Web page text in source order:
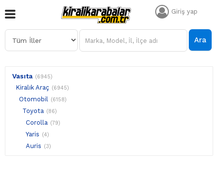
Giriş yap
Ara
Vasıta (6945)
Kiralık Araç (6945)
Otomobil (6158)
Toyota (86)
Corolla (79)
Yaris (4)
Auris (3)